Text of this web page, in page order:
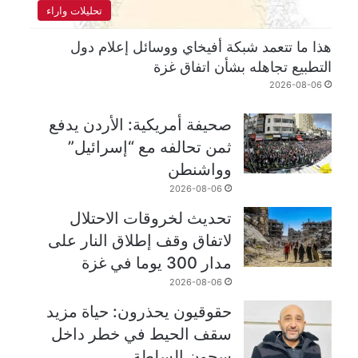
تحليلات واراء
هذا ما تتعمد شبكة أفيخاي ووسائل إعلام دول
التطبيع تجاهله بشأن اتفاق غزة
2026-08-06
صحيفة أمريكية: الأردن يدفع
ثمن تحالفه مع “إسرائيل”
وواشنطن
2026-08-06
تحديث لخروقات الاحتلال
لاتفاق وقف إطلاق النار على
مدار 300 يوما في غزة
2026-08-06
حقوقيون يحذرون: حياة مزيد
سقف الحيط في خطر داخل